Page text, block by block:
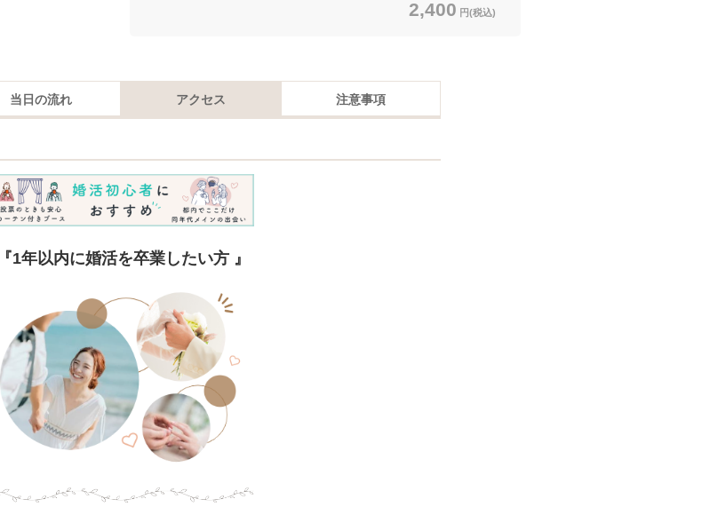
2,400 円(税込)
当日の流れ アクセス 注意事項
『1年以内に婚活を卒業したい方 』